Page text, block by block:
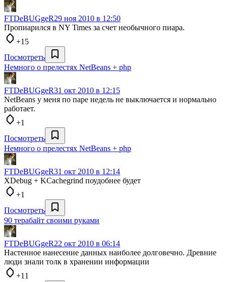
FTDeBUGgeR29 ноя 2010 в 12:50
Пропиарился в NY Times за счет необычного пиара.
+15
Посмотреть
Немного о прелестях NetBeans + php
FTDeBUGgeR31 окт 2010 в 12:15
NetBeans у меня по паре недель не выключается и нормально
работает.
+1
Посмотреть
Немного о прелестях NetBeans + php
FTDeBUGgeR31 окт 2010 в 12:14
XDebug + KCachegrind поудобнее будет
+1
Посмотреть
90 терабайт своими руками
FTDeBUGgeR22 окт 2010 в 06:14
Настенное нанесение данных наиболее долговечно. Древние
люди знали толк в хранении информации
+11